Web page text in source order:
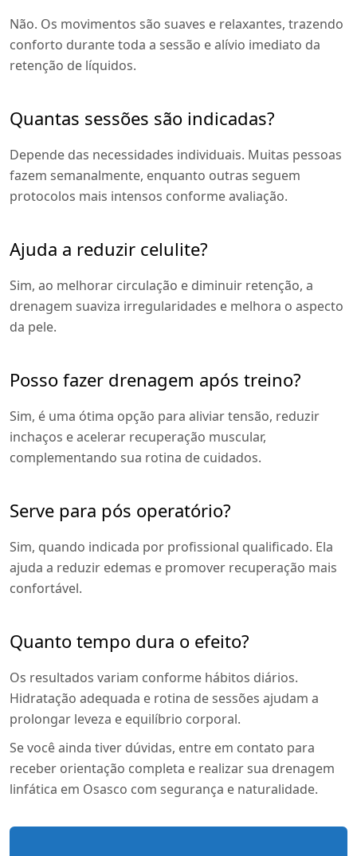
Não. Os movimentos são suaves e relaxantes, trazendo
conforto durante toda a sessão e alívio imediato da
retenção de líquidos.
Quantas sessões são indicadas?
Depende das necessidades individuais. Muitas pessoas
fazem semanalmente, enquanto outras seguem
protocolos mais intensos conforme avaliação.
Ajuda a reduzir celulite?
Sim, ao melhorar circulação e diminuir retenção, a
drenagem suaviza irregularidades e melhora o aspecto
da pele.
Posso fazer drenagem após treino?
Sim, é uma ótima opção para aliviar tensão, reduzir
inchaços e acelerar recuperação muscular,
complementando sua rotina de cuidados.
Serve para pós operatório?
Sim, quando indicada por profissional qualificado. Ela
ajuda a reduzir edemas e promover recuperação mais
confortável.
Quanto tempo dura o efeito?
Os resultados variam conforme hábitos diários.
Hidratação adequada e rotina de sessões ajudam a
prolongar leveza e equilíbrio corporal.
Se você ainda tiver dúvidas, entre em contato para
receber orientação completa e realizar sua drenagem
linfática em Osasco com segurança e naturalidade.